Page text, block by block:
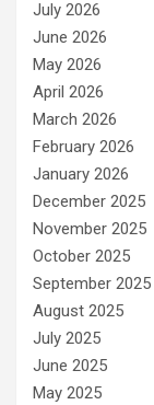
July 2026
June 2026
May 2026
April 2026
March 2026
February 2026
January 2026
December 2025
November 2025
October 2025
September 2025
August 2025
July 2025
June 2025
May 2025